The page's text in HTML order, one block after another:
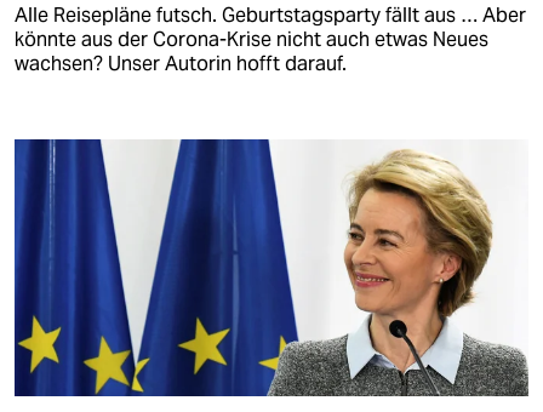
Alle Reisepläne futsch. Geburtstagsparty fällt aus … Aber
könnte aus der Corona-Krise nicht auch etwas Neues
wachsen? Unser Autorin hofft darauf.